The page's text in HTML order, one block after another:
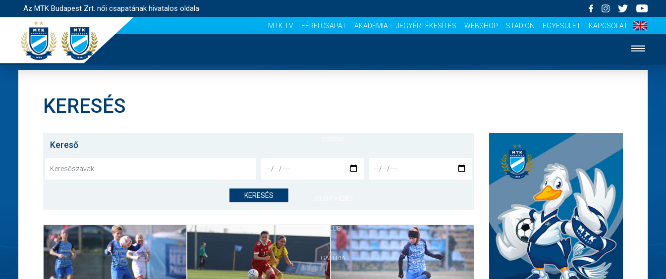
Az MTK Budapest Zrt. női csapatának hivatalos oldala
MTK TV FÉRFI CSAPAT AKADÉMIA JEGYÉRTÉKESÍTÉS WEBSHOP STADION EGYESÜLET KAPCSOLAT
MÉRKŐZÉSEK
KLUB
GALÉRIA
KERESÉS
Kereső
KERESÉS